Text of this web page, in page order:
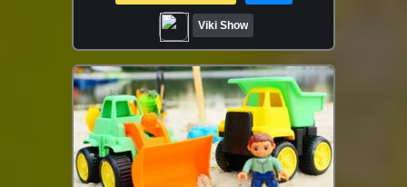
Вики Шоу
Viki Show